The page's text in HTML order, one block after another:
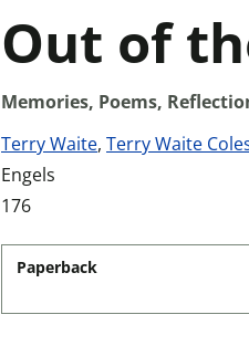
Out of
Memories, Poems,
Terry Waite, Terry Waite
Engels
176
Paperback